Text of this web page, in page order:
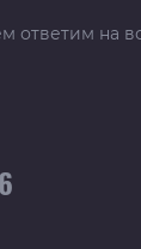
ответим на